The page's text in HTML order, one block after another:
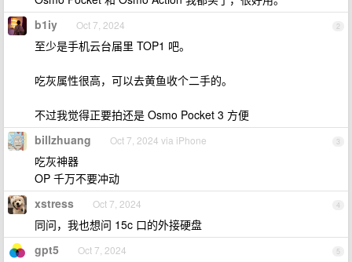
2
b1iy Oct 7, 2024
至少是手机云台届里 TOP1 吧。
吃灰属性很高，可以去黄鱼收个二手的。
不过我觉得正要拍还是 Osmo Pocket 3 方便
3
billzhuang Oct 7, 2024 via iPhone
吃灰神器
OP 千万不要冲动
4
xstress Oct 7, 2024
同问，我也想问 15c 口的外接硬盘
5
gpt5 Oct 7, 2024